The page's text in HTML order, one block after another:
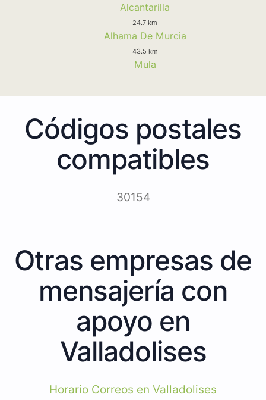
Alcantarilla
24.7 km
Alhama De Murcia
43.5 km
Mula
Códigos postales
compatibles
30154
Otras empresas de
mensajería con
apoyo en
Valladolises
Horario Correos en Valladolises